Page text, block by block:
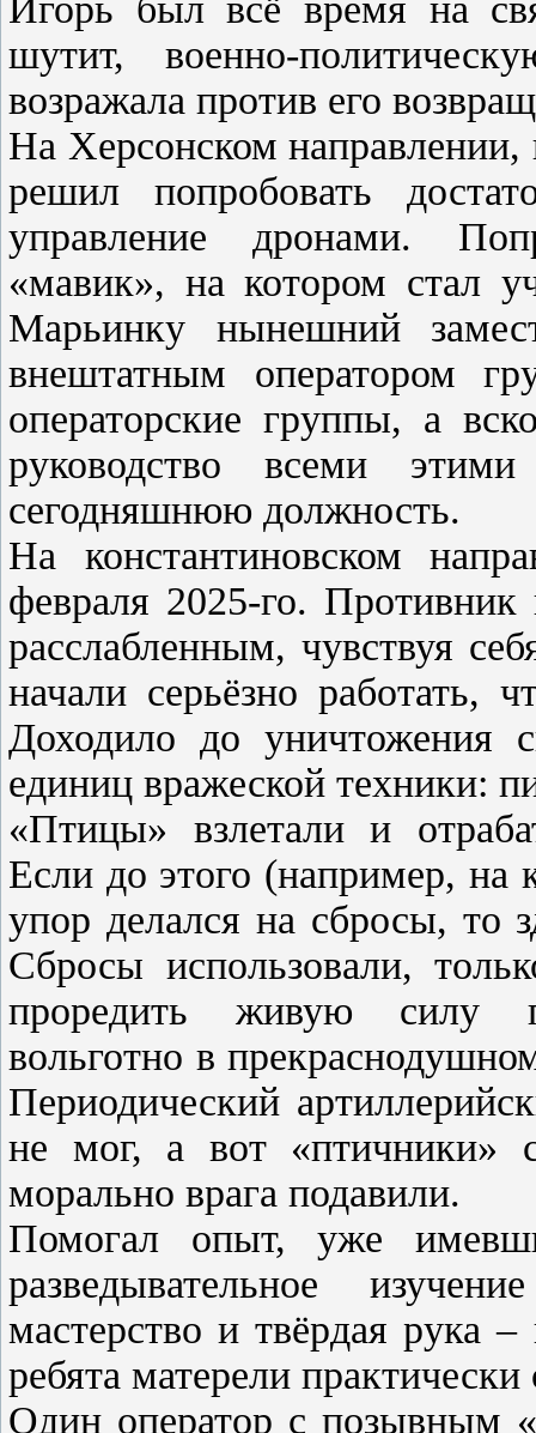
Игорь был всё время на
шутит, военно-
возражала против его
На Херсонском направлении,
решил попробовать
управление дронами.
«мавик», на котором стал
Марьинку нынешний
внештатным оператором
операторские группы, а
руководство всеми
сегодняшнюю должность.
На константиновском
февраля 2025-го.
расслабленным, чувствуя
начали серьёзно работать,
Доходило до уничтожения
единиц вражеской техники:
«Птицы» взлетали и
Если до этого (например, на
упор делался на сбросы, то
Сбросы использовали,
проредить живую силу
вольготно в
Периодический
не мог, а вот «птичники»
морально врага подавили.
Помогал опыт, уже
разведывательное
мастерство и твёрдая рука
ребята матерели
Один оператор с позывным